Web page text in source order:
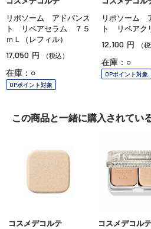
リポソーム アドバンス
ト リペアセラム ７５
ｍＬ（レフィル）
17,050 円 （税込）
在庫：○
OPポイント対象
リポソーム
ト リペアク
12,100 円 （
在庫：○
OPポイント対象
この商品と一緒に購入されてい
コスメデコルテ
コスメデコルテ